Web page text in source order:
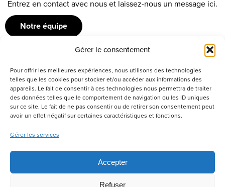
Gérer le consentement
Pour offrir les meilleures expériences, nous utilisons des technologies
telles que les cookies pour stocker et/ou accéder aux informations des
appareils. Le fait de consentir à ces technologies nous permettra de traiter
des données telles que le comportement de navigation ou les ID uniques
sur ce site. Le fait de ne pas consentir ou de retirer son consentement peut
avoir un effet négatif sur certaines caractéristiques et fonctions.
Gérer les services
Accepter
Refuser
Entrez en contact avec nous et laissez-nous un message ici.
Notre équipe
Recrutement
Découvrez nos offres d’emploi ou envoyez votre candidature
spontanée
Postuler